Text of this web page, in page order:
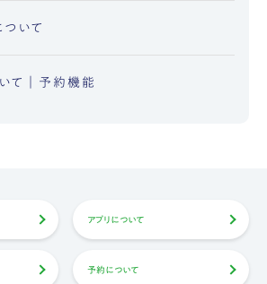
いて
いて｜予約機能
アプリについて
予約について